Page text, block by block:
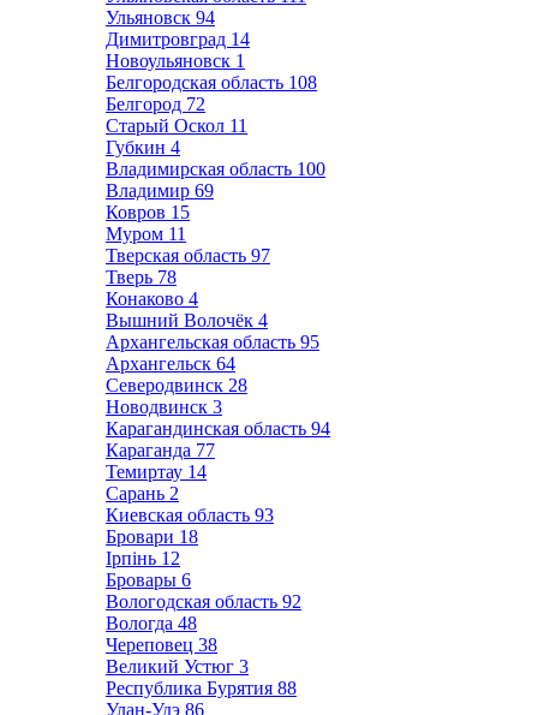
Ульяновск 94
Димитровград 14
Новоульяновск 1
Белгородская область 108
Белгород 72
Старый Оскол 11
Губкин 4
Владимирская область 100
Владимир 69
Ковров 15
Муром 11
Тверская область 97
Тверь 78
Конаково 4
Вышний Волочёк 4
Архангельская область 95
Архангельск 64
Северодвинск 28
Новодвинск 3
Карагандинская область 94
Караганда 77
Темиртау 14
Сарань 2
Киевская область 93
Бровари 18
Ірпінь 12
Бровары 6
Вологодская область 92
Вологда 48
Череповец 38
Великий Устюг 3
Республика Бурятия 88
Улан-Удэ 86